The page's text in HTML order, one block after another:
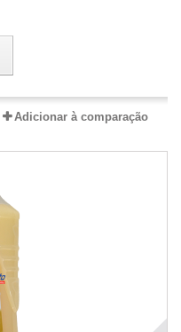
Adicionar à comparação